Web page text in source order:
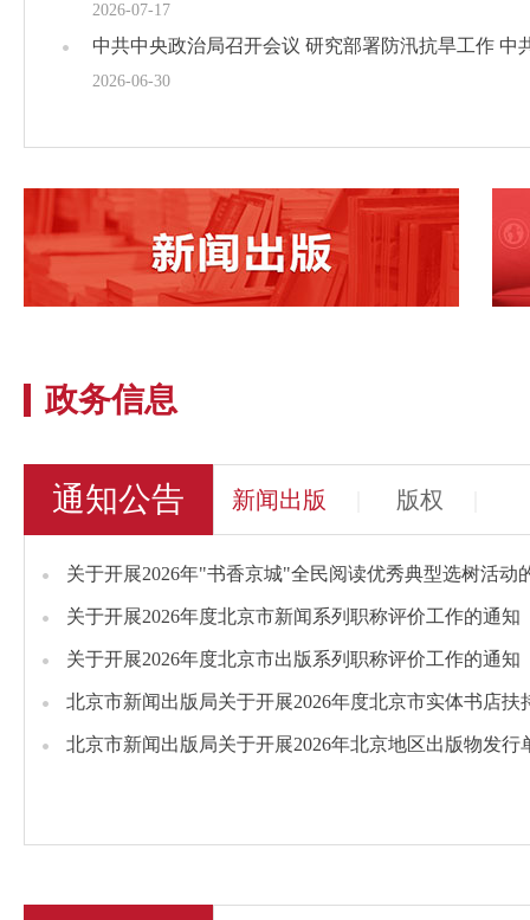
2026-07-17
2026-06-30
政务信息
通知公告 新闻出版 版权
关于开展2026年"书香京城"全民阅读优秀典型选树活动
关于开展2026年度北京市新闻系列职称评价工作的通知
关于开展2026年度北京市出版系列职称评价工作的通知
北京市新闻出版局关于开展2026年度北京市实体书店扶
北京市新闻出版局关于开展2026年北京地区出版物发